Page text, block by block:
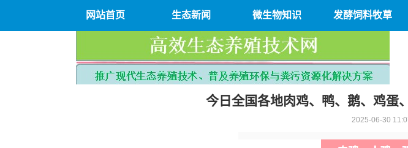
网站首页 生态新闻 微生物知识 发酵饲料牧草
今日全国各地肉鸡、鸭、鹅、鸡蛋
2025-06-30